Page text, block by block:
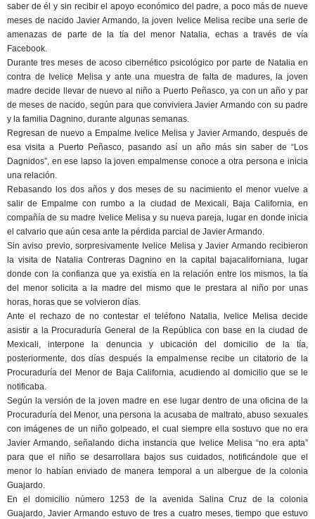
saber de él y sin recibir el apoyo económico del padre, a poco más de nueve
meses de nacido Javier Armando, la joven Ivelice Melisa recibe una serie de
amenazas de parte de la tía del menor Natalia, echas a través de vía
Facebook.
Durante tres meses de acoso cibernético psicológico por parte de Natalia en
contra de Ivelice Melisa y ante una muestra de falta de madures, la joven
madre decide llevar de nuevo al niño a Puerto Peñasco, ya con un año y par
de meses de nacido, según para que conviviera Javier Armando con su padre
y la familia Dagnino, durante algunas semanas.
Regresan de nuevo a Empalme Ivelice Melisa y Javier Armando, después de
esa visita a Puerto Peñasco, pasando así un año más sin saber de “Los
Dagnidos”, en ese lapso la joven empalmense conoce a otra persona e inicia
una relación.
Rebasando los dos años y dos meses de su nacimiento el menor vuelve a
salir de Empalme con rumbo a la ciudad de Mexicali, Baja California, en
compañía de su madre Ivelice Melisa y su nueva pareja, lugar en donde inicia
el calvario que aún cesa ante la pérdida parcial de Javier Armando.
Sin aviso previo, sorpresivamente Ivelice Melisa y Javier Armando recibieron
la visita de Natalia Contreras Dagnino en la capital bajacaliforniana, lugar
donde con la confianza que ya existía en la relación entre los mismos, la tía
del menor solicita a la madre del mismo que le prestara al niño por unas
horas, horas que se volvieron días.
Ante el rechazo de no contestar el teléfono Natalia, Ivelice Melisa decide
asistir a la Procuraduría General de la República con base en la ciudad de
Mexicali, interpone la denuncia y ubicación del domicilio de la tía,
posteriormente, dos días después la empalmense recibe un citatorio de la
Procuraduría del Menor de Baja California, acudiendo al domicilio que se le
notificaba.
Según la versión de la joven madre en ese lugar dentro de una oficina de la
Procuraduría del Menor, una persona la acusaba de maltrato, abuso sexuales
con imágenes de un niño golpeado, el cual siempre ella sostuvo que no era
Javier Armando, señalando dicha instancia que Ivelice Melisa “no era apta”
para que el niño se desarrollara bajos sus cuidados, notificándole que el
menor lo habían enviado de manera temporal a un albergue de la colonia
Guajardo.
En el domicilio número 1253 de la avenida Salina Cruz de la colonia
Guajardo, Javier Armando estuvo de tres a cuatro meses, tiempo que estuvo